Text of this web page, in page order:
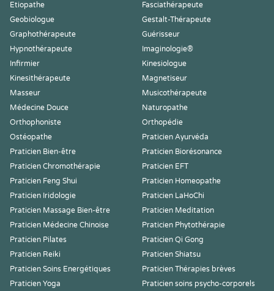
Etiopathe
Fasciathérapeute
Geobiologue
Gestalt-Thérapeute
Graphothérapeute
Guérisseur
Hypnothérapeute
Imaginologie®
Infirmier
Kinesiologue
Kinesithérapeute
Magnetiseur
Masseur
Musicothérapeute
Médecine Douce
Naturopathe
Orthophoniste
Orthopédie
Ostéopathe
Praticien Ayurvéda
Praticien Bien-être
Praticien Biorésonance
Praticien Chromothérapie
Praticien EFT
Praticien Feng Shui
Praticien Homeopathe
Praticien Iridologie
Praticien LaHoChi
Praticien Massage Bien-être
Praticien Meditation
Praticien Médecine Chinoise
Praticien Phytothérapie
Praticien Pilates
Praticien Qi Gong
Praticien Reiki
Praticien Shiatsu
Praticien Soins Energétiques
Praticien Thérapies brèves
Praticien Yoga
Praticien soins psycho-corporels